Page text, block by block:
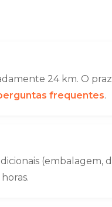
24 km. O
frequentes.